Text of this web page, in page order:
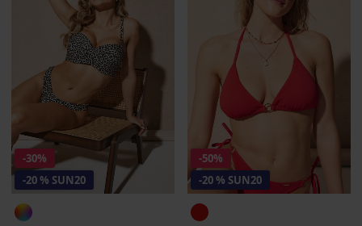
-30%
-20 % SUN20
-50%
-20 % SUN20